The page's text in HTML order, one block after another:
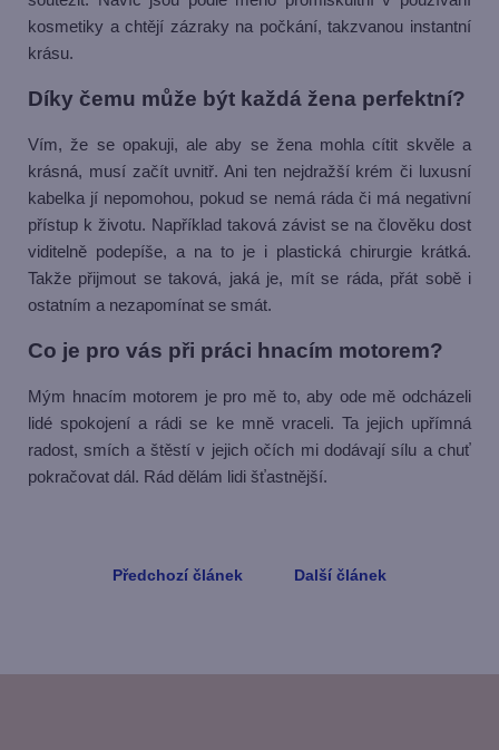
kosmetiky a chtějí zázraky na počkání, takzvanou instantní
krásu.
Díky čemu může být každá žena perfektní?
Vím, že se opakuji, ale aby se žena mohla cítit skvěle a
krásná, musí začít uvnitř. Ani ten nejdražší krém či luxusní
kabelka jí nepomohou, pokud se nemá ráda či má negativní
přístup k životu. Například taková závist se na člověku dost
viditelně podepíše, a na to je i plastická chirurgie krátká.
Takže přijmout se taková, jaká je, mít se ráda, přát sobě i
ostatním a nezapomínat se smát.
Co je pro vás při práci hnacím motorem?
Mým hnacím motorem je pro mě to, aby ode mě odcházeli
lidé spokojení a rádi se ke mně vraceli. Ta jejich upřímná
radost, smích a štěstí v jejich očích mi dodávají sílu a chuť
pokračovat dál. Rád dělám lidi šťastnější.
Předchozí článek Další článek